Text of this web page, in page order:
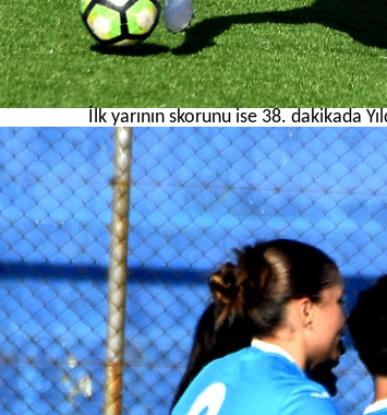
İlk yarının skorunu ise 38. dakikada